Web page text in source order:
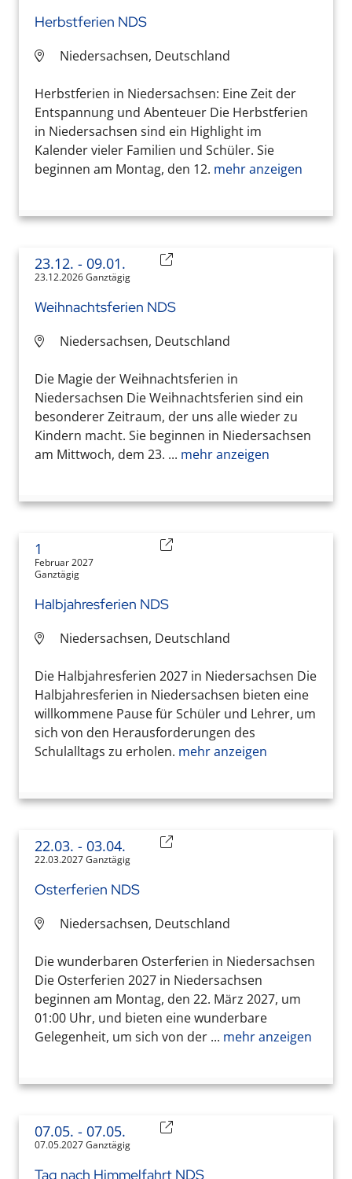
Herbstferien NDS
Niedersachsen, Deutschland
Herbstferien in Niedersachsen: Eine Zeit der
Entspannung und Abenteuer Die Herbstferien
in Niedersachsen sind ein Highlight im
Kalender vieler Familien und Schüler. Sie
beginnen am Montag, den 12. mehr anzeigen
23.12. - 09.01.
23.12.2026 Ganztägig
Weihnachtsferien NDS
Niedersachsen, Deutschland
Die Magie der Weihnachtsferien in
Niedersachsen Die Weihnachtsferien sind ein
besonderer Zeitraum, der uns alle wieder zu
Kindern macht. Sie beginnen in Niedersachsen
am Mittwoch, dem 23. ... mehr anzeigen
1
Februar 2027
Ganztägig
Halbjahresferien NDS
Niedersachsen, Deutschland
Die Halbjahresferien 2027 in Niedersachsen Die
Halbjahresferien in Niedersachsen bieten eine
willkommene Pause für Schüler und Lehrer, um
sich von den Herausforderungen des
Schulalltags zu erholen. mehr anzeigen
22.03. - 03.04.
22.03.2027 Ganztägig
Osterferien NDS
Niedersachsen, Deutschland
Die wunderbaren Osterferien in Niedersachsen
Die Osterferien 2027 in Niedersachsen
beginnen am Montag, den 22. März 2027, um
01:00 Uhr, und bieten eine wunderbare
Gelegenheit, um sich von der ... mehr anzeigen
07.05. - 07.05.
07.05.2027 Ganztägig
Tag nach Himmelfahrt NDS